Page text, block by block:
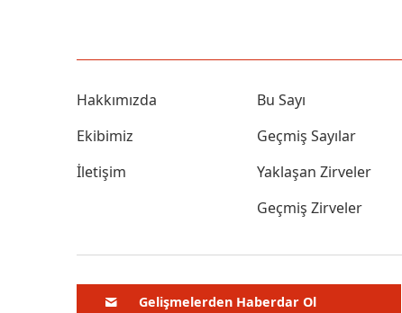
Hakkımızda
Ekibimiz
İletişim
Bu Sayı
Geçmiş Sayılar
Yaklaşan Zirveler
Geçmiş Zirveler
Gelişmelerden Haberdar Ol